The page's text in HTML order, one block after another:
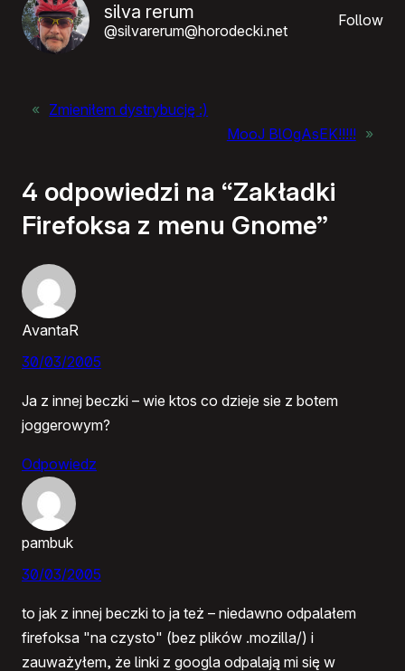
silva rerum
@silvarerum@horodecki.net
Follow
« Zmieniłem dystrybucję :)
MooJ BlOgAsEK!!!!! »
4 odpowiedzi na “Zakładki
Firefoksa z menu Gnome”
AvantaR
30/03/2005
Ja z innej beczki – wie ktos co dzieje sie z botem
joggerowym?
Odpowiedz
pambuk
30/03/2005
to jak z innej beczki to ja też – niedawno odpalałem
firefoksa "na czysto" (bez plików .mozilla/) i
zauważyłem, że linki z googla odpalają mi się w